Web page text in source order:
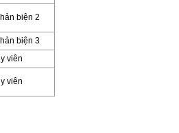
biện 2
biện 3
viên
viên